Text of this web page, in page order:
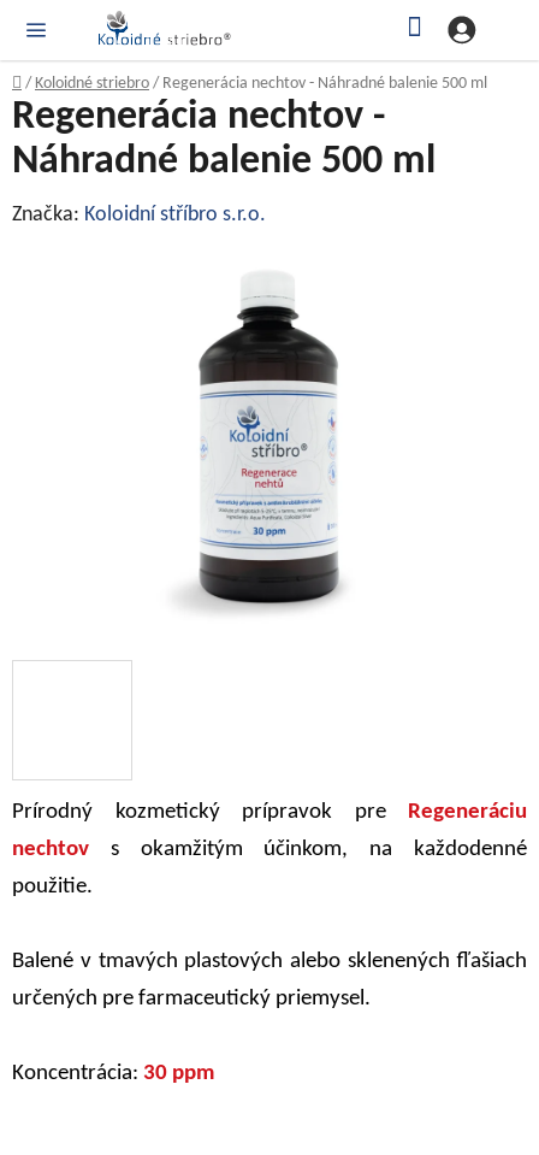
obsah
Domov
/ Koloidné striebro / Regenerácia nechtov - Náhradné balenie 500 ml
Prírodný kozmetický prípravok pre Regeneráciu
nechtov s okamžitým účinkom, na každodenné
použitie.
Balené v tmavých plastových alebo sklenených fľašiach
určených pre farmaceutický priemysel.
Koncentrácia: 30 ppm
Regenerácia nechtov -
Náhradné balenie 500 ml
Značka: Koloidní stříbro s.r.o.